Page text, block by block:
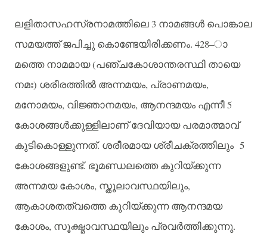
ലളിതാസഹസ്രനാമത്തിലെ 3 നാമങ്ങൾ പൊങ്കാല
സമയത്ത് ജപിച്ചു കൊണ്ടേയിരിക്കണം. 428–ാ
മത്തെ നാമമായ(പഞ്ചകോശാന്തരസ്ഥി തായെ
നമഃ) ശരീരത്തിൽ അന്നമയം, പ്രാണമയം,
മനോമയം, വിജ്ഞാനമയം, ആനന്ദമയം എന്നീ 5
കോശങ്ങൾക്കുള്ളിലാണ് ദേവിയായ പരമാത്മാവ്
കുടികൊള്ളുന്നത്. ശരീരമായ ശ്രീചക്രത്തിലും 5
കോശങ്ങളുണ്ട്. ഭൂമണ്ഡലത്തെ കുറിയ്ക്കുന്ന
അന്നമയ കോശം, സ്തൂലാവസ്ഥയിലും,
ആകാശതത്വത്തെ കുറിയ്ക്കുന്ന ആനന്ദമയ
കോശം, സൂക്ഷ്മാവസ്ഥയിലും പ്രവർത്തിക്കുന്നു.